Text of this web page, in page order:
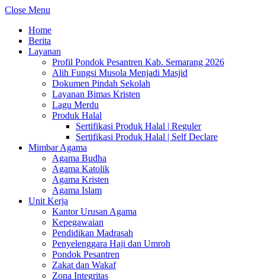
Close Menu
Home
Berita
Layanan
Profil Pondok Pesantren Kab. Semarang 2026
Alih Fungsi Musola Menjadi Masjid
Dokumen Pindah Sekolah
Layanan Bimas Kristen
Lagu Merdu
Produk Halal
Sertifikasi Produk Halal | Reguler
Sertifikasi Produk Halal | Self Declare
Mimbar Agama
Agama Budha
Agama Katolik
Agama Kristen
Agama Islam
Unit Kerja
Kantor Urusan Agama
Kepegawaian
Pendidikan Madrasah
Penyelenggara Haji dan Umroh
Pondok Pesantren
Zakat dan Wakaf
Zona Integritas